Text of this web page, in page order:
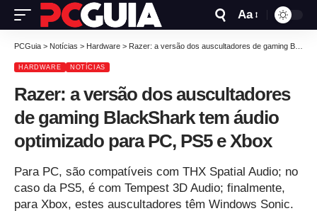
Aa
PCGuia > Notícias > Hardware > Razer: a versão dos auscultadores de gaming BlackShark tem áudio optimizado para PC, PS5 e Xbox
HARDWARE NOTÍCIAS
Razer: a versão dos auscultadores
de gaming BlackShark tem áudio
optimizado para PC, PS5 e Xbox
Para PC, são compatíveis com THX Spatial Audio; no
caso da PS5, é com Tempest 3D Audio; finalmente,
para Xbox, estes auscultadores têm Windows Sonic.